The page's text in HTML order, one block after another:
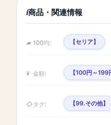
商品・関連情報
100均: 【セリア】
金額: 【100円～199
タグ: 【99.その他】